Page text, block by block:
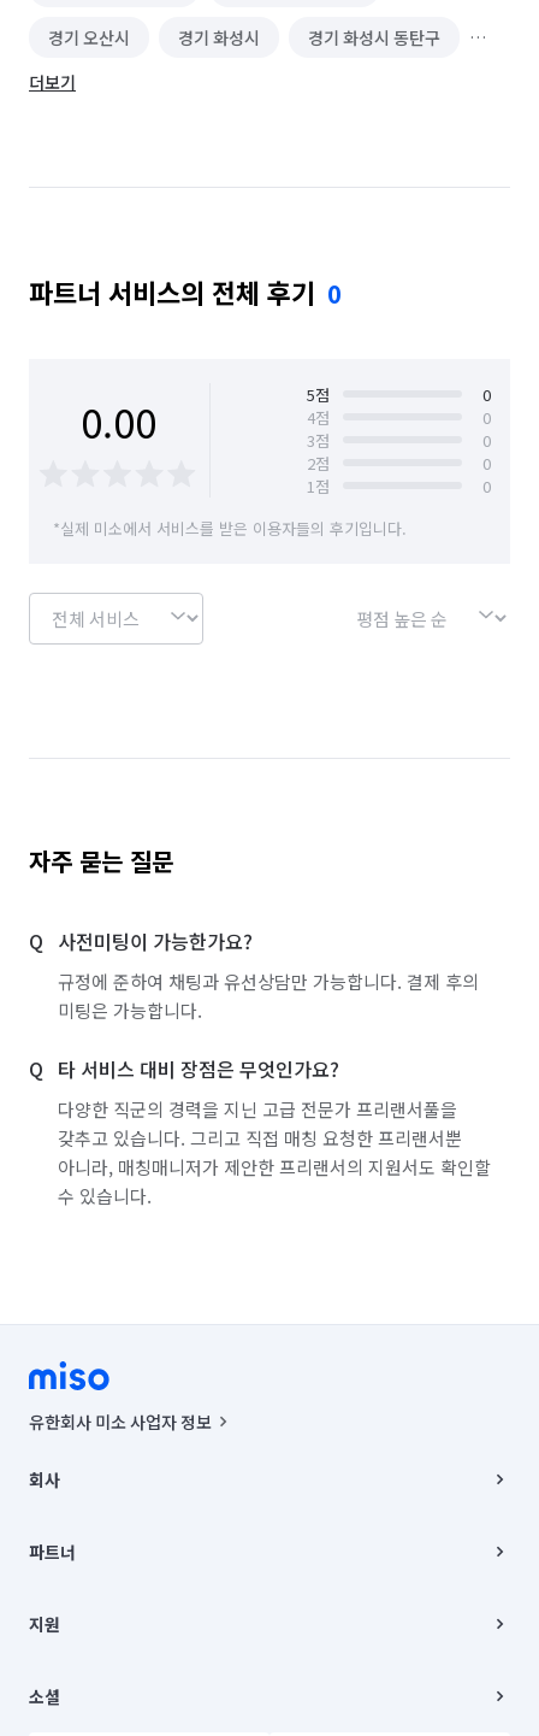
경기 오산시 경기 화성시 경기 화성시 동탄구
경기 화성시 효행구
더보기
파트너 서비스의 전체 후기 0
0.00 5점
0
4점
0
3점
0
2점
0
1점
0
*실제 미소에서 서비스를 받은 이용자들의 후기입니다.
자주 묻는 질문
사전미팅이 가능한가요?
규정에 준하여 채팅과 유선상담만 가능합니다. 결제 후의
미팅은 가능합니다.
타 서비스 대비 장점은 무엇인가요?
다양한 직군의 경력을 지닌 고급 전문가 프리랜서풀을
갖추고 있습니다. 그리고 직접 매칭 요청한 프리랜서뿐
아니라, 매칭매니저가 제안한 프리랜서의 지원서도 확인할
수 있습니다.
유한회사 미소 사업자 정보
00019 |
주소 | 본사: 서울특별시 종로구 율곡로 6(중학동, 트윈트리빌딩) B동 5층
컨택센터 : 서울특별시 종로구 수송동 율곡로 24, 7층, 8층 미소
상품, 상품정보, 거래에 관한 의무와 책임은 거래당사자에게 있습니다.
언론 보도 관련 문의:
© 유한회사 미소. Miso, Inc. All Rights Reserved.
회사
채용
파트너
이사
지원
이용약관
소셜